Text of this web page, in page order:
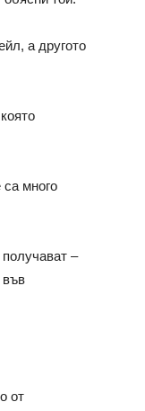
а другото
много
–
във
от